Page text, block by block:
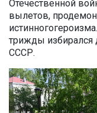
Отечественной
вылетов, про
истинногогероизма.
трижды избирался
СССР.